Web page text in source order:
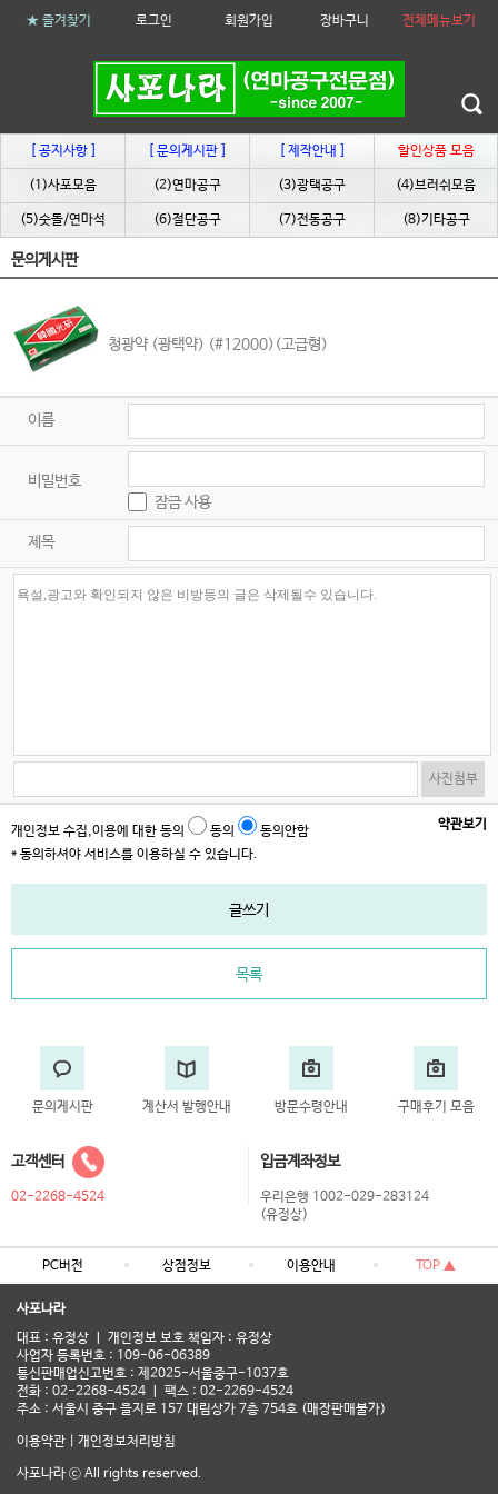
★ 즐겨찾기 로그인 회원가입 장바구니 전체메뉴보기
[ 공지사항 ] [ 문의게시판 ] [ 제작안내 ] 할인상품 모음
(1)사포모음 (2)연마공구 (3)광택공구 (4)브러쉬모음
(5)숫돌/연마석 (6)절단공구 (7)전동공구 (8)기타공구
문의게시판
청광약 (광택약) (#12000)(고급형)
이름
비밀번호
잠금 사용
제목
사진첨부
개인정보 수집,이용에 대한 동의 동의 동의안함
약관보기
* 동의하셔야 서비스를 이용하실 수 있습니다.
글쓰기
목록
문의게시판 계산서 발행안내 방문수령안내 구매후기 모음
고객센터
02-2268-4524
입금계좌정보
우리은행 1002-029-283124
(유정상)
PC버전 상점정보 이용안내 TOP ▲
사포나라
대표 : 유정상 ㅣ 개인정보 보호 책임자 : 유정상
사업자 등록번호 : 109-06-06389
통신판매업신고번호 : 제2025-서울중구-1037호
전화 : 02-2268-4524 ㅣ 팩스 : 02-2269-4524
주소 : 서울시 중구 을지로 157 대림상가 7층 754호 (매장판매불가)
이용약관 개인정보처리방침
사포나라 ⓒ All rights reserved.